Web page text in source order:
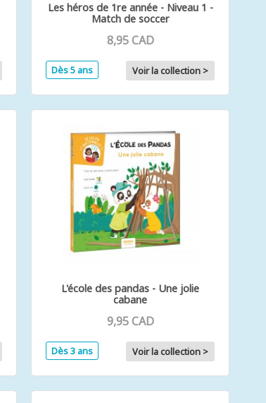
Les héros de 1re année - Niveau 1 -
Match de soccer
8,95 CAD
Dès 5 ans Voir la collection >
L'école des pandas - Une jolie
cabane
9,95 CAD
Dès 3 ans Voir la collection >